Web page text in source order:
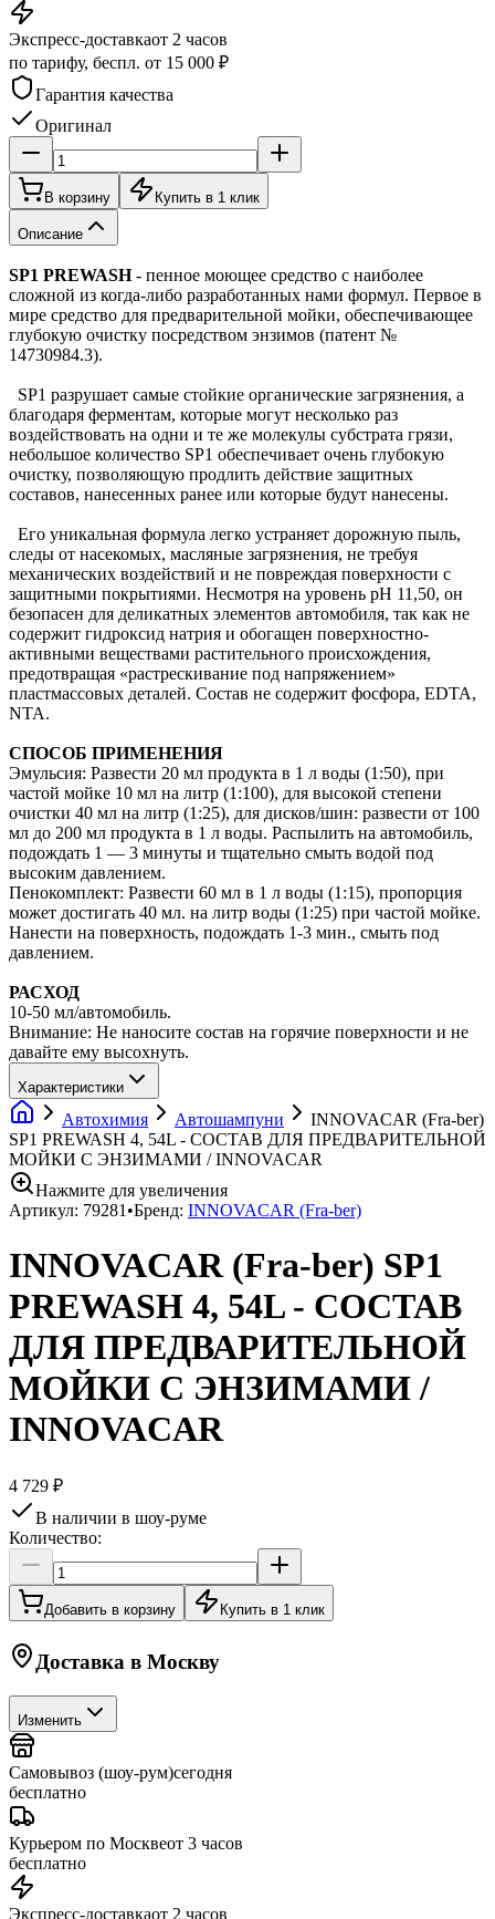
Экспресс-доставкаот 2 часов
по тарифу, беспл. от 15 000 ₽
Гарантия качества
Оригинал
В корзину Купить в 1 клик
Описание
SP1 PREWASH- пенное моющее средство с наиболее
сложной из когда-либо разработанных нами формул. Первое в
мире средство для предварительной мойки, обеспечивающее
глубокую очистку посредством энзимов (патент №
14730984.3).
SP1 разрушает самые стойкие органические загрязнения, а
благодаря ферментам, которые могут несколько раз
воздействовать на одни и те же молекулы субстрата грязи,
небольшое количество SP1 обеспечивает очень глубокую
очистку, позволяющую продлить действие защитных
составов, нанесенных ранее или которые будут нанесены.
Его уникальная формула легко устраняет дорожную пыль,
следы от насекомых, масляные загрязнения, не требуя
механических воздействий и не повреждая поверхности с
защитными покрытиями. Несмотря на уровень рН 11,50, он
безопасен для деликатных элементов автомобиля, так как не
содержит гидроксид натрия и обогащен поверхностно-
активными веществами растительного происхождения,
предотвращая «растрескивание под напряжением»
пластмассовых деталей. Состав не содержит фосфора, EDTA,
NTA.
СПОСОБ ПРИМЕНЕНИЯ
Эмульсия: Pазвести 20 мл продукта в 1 л воды (1:50), при
частой мойке 10 мл на литр (1:100), для высокой степени
очистки 40 мл на литр (1:25), для дисков/шин: развести от 100
мл до 200 мл продукта в 1 л воды. Распылить на автомобиль,
подождать 1 — 3 минуты и тщательно смыть водой под
высоким давлением.
Пенокомплект: Развести 60 мл в 1 л воды (1:15), пропорция
может достигать 40 мл. на литр воды (1:25) при частой мойке.
Нанести на поверхность, подождать 1-3 мин., смыть под
давлением.
РАСХОД
10-50 мл/автомобиль.
Внимание: Не наносите состав на горячие поверхности и не
давайте ему высохнуть.
Характеристики
Автохимия Автошампуни
INNOVACAR (Fra-ber)
SP1 PREWASH 4, 54L - СОСТАВ ДЛЯ ПРЕДВАРИТЕЛЬНОЙ
МОЙКИ С ЭНЗИМАМИ / INNOVACAR
Нажмите для увеличения
Артикул: 79281•Бренд: INNOVACAR (Fra-ber)
INNOVACAR (Fra-ber) SP1
PREWASH 4, 54L - СОСТАВ
ДЛЯ ПРЕДВАРИТЕЛЬНОЙ
МОЙКИ С ЭНЗИМАМИ /
INNOVACAR
4 729 ₽
В наличии в шоу-руме
Количество:
Добавить в корзину Купить в 1 клик
Доставка в Москву
Изменить
Самовывоз (шоу-рум)сегодня
бесплатно
Курьером по Москвеот 3 часов
бесплатно
Экспресс-доставкаот 2 часов